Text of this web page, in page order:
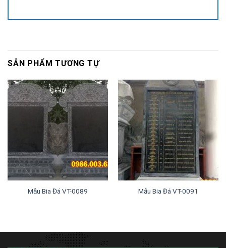
SẢN PHẨM TƯƠNG TỰ
Mẫu Bia Đá VT-0089 Mẫu Bia Đá VT-0091